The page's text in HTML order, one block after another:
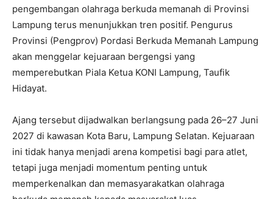
pengembangan olahraga berkuda memanah di Provinsi
Lampung terus menunjukkan tren positif. Pengurus
Provinsi (Pengprov) Pordasi Berkuda Memanah Lampung
akan menggelar kejuaraan bergengsi yang
memperebutkan Piala Ketua KONI Lampung, Taufik
Hidayat.
Ajang tersebut dijadwalkan berlangsung pada 26–27 Juni
2027 di kawasan Kota Baru, Lampung Selatan. Kejuaraan
ini tidak hanya menjadi arena kompetisi bagi para atlet,
tetapi juga menjadi momentum penting untuk
memperkenalkan dan memasyarakatkan olahraga